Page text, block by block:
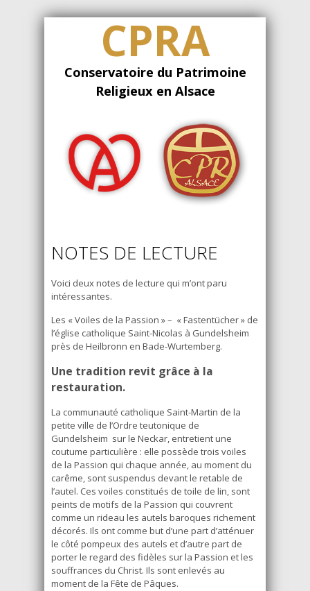
CPRA
Conservatoire du Patrimoine
Religieux en Alsace
NOTES DE LECTURE
Voici deux notes de lecture qui m’ont paru
intéressantes.
Les « Voiles de la Passion » – « Fastentücher » de
l’église catholique Saint-Nicolas à Gundelsheim
près de Heilbronn en Bade-Wurtemberg.
Une tradition revit grâce à la
restauration.
La communauté catholique Saint-Martin de la
petite ville de l’Ordre teutonique de
Gundelsheim sur le Neckar, entretient une
coutume particulière : elle possède trois voiles
de la Passion qui chaque année, au moment du
carême, sont suspendus devant le retable de
l’autel. Ces voiles constitués de toile de lin, sont
peints de motifs de la Passion qui couvrent
comme un rideau les autels baroques richement
décorés. Ils ont comme but d’une part d’atténuer
le côté pompeux des autels et d’autre part de
porter le regard des fidèles sur la Passion et les
souffrances du Christ. Ils sont enlevés au
moment de la Fête de Pâques.